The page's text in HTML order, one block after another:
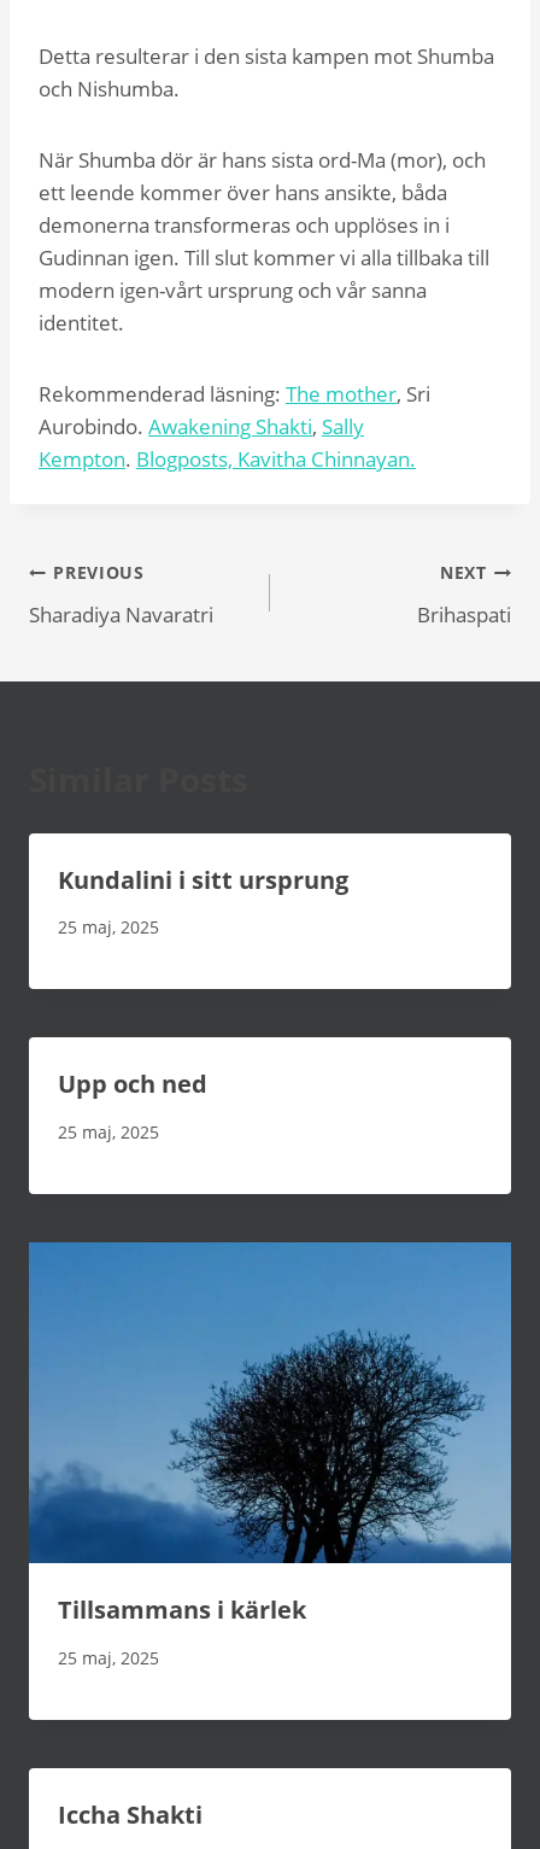
Detta resulterar i den sista kampen mot Shumba
och Nishumba.
När Shumba dör är hans sista ord-Ma (mor), och
ett leende kommer över hans ansikte, båda
demonerna transformeras och upplöses in i
Gudinnan igen. Till slut kommer vi alla tillbaka till
modern igen-vårt ursprung och vår sanna
identitet.
Rekommenderad läsning: The mother, Sri
Aurobindo. Awakening Shakti, Sally
Kempton. Blogposts, Kavitha Chinnayan.
Inläggsnavigering
PREVIOUS
Sharadiya Navaratri
NEXT
Brihaspati
Kundalini i sitt ursprung
25 maj, 2025
Upp och ned
25 maj, 2025
Tillsammans i kärlek
25 maj, 2025
Iccha Shakti